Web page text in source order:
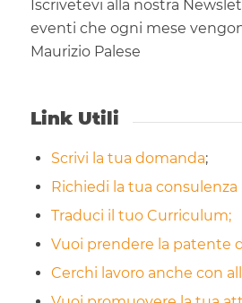
Iscrivetevi alla nostra
eventi che ogni mese
Maurizio Palese
Link Utili
Scrivi la tua domanda;
Richiedi la tua consulenza
Traduci il tuo Curriculum;
Vuoi prendere la patente
Cerchi lavoro anche con